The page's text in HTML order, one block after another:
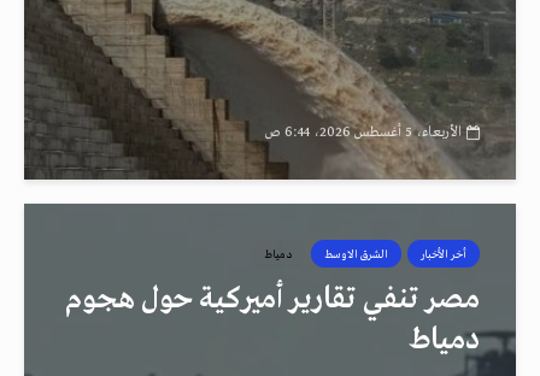
الأربعاء، 5 أغسطس 2026، 6:44 ص
أخر الأخبار الشرق الاوسط دمياط
مصر تنفي تقارير أميركية حول هجوم
دمياط